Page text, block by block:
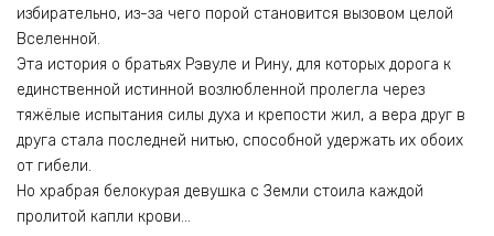
избирательно, из-за чего порой становится вызовом целой
Вселенной.
Эта история о братьях Рэвуле и Рину, для которых дорога к
единственной истинной возлюбленной пролегла через
тяжёлые испытания силы духа и крепости жил, а вера друг в
друга стала последней нитью, способной удержать их обоих
от гибели.
Но храбрая белокурая девушка с Земли стоила каждой
пролитой капли крови…